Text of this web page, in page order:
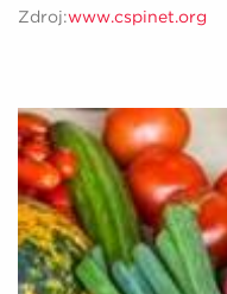
Zdroj:www.cspinet.org